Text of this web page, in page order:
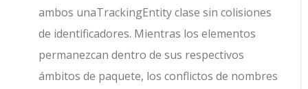
ambos unaTrackingEntityclase sin colisiones
de identificadores. Mientras los elementos
permanezcan dentro de sus respectivos
ámbitos de paquete, los conflictos de nombres